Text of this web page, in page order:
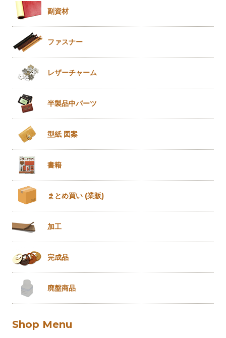
副資材
ファスナー
レザーチャーム
半製品中パーツ
型紙 図案
書籍
まとめ買い (業販)
加工
完成品
廃盤商品
Shop Menu